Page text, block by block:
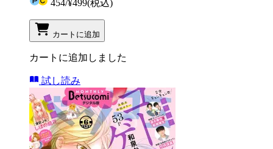
454/¥499(税込)
カートに追加
カートに追加しました
試し読み